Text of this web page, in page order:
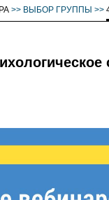
>> ВЫБОР ГРУППЫ >>